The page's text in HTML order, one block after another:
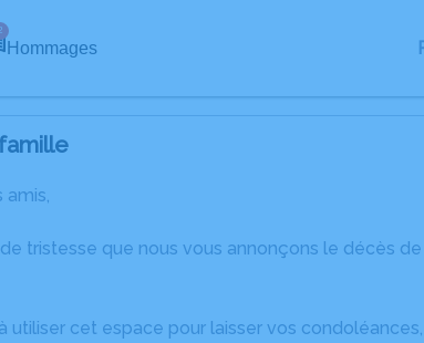
Hommages
amis,
tristesse que nous vous annonçons le décès
utiliser cet espace pour laisser vos